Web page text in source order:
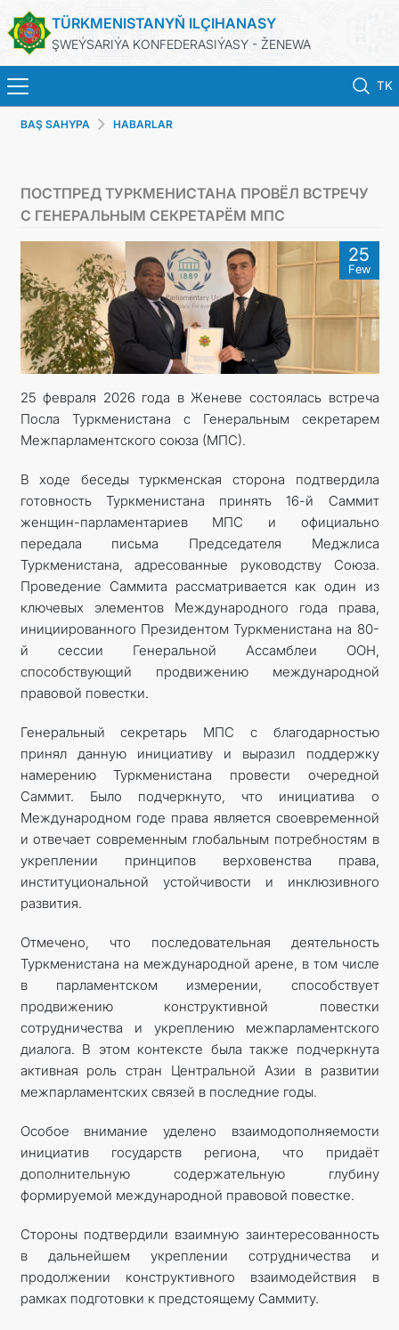
TÜRKMENISTANYŇ ILÇIHANASY
ŞWEÝSARIÝA KONFEDERASIÝASY - ŽENEWA
TK
BAŞ SAHYPA
KONSULLYK HYZMATLARY
DIM
ARAGATNAŞYK
BAŞ SAHYPA HABARLAR
ПОСТПРЕД ТУРКМЕНИСТАНА ПРОВЁЛ ВСТРЕЧУ
С ГЕНЕРАЛЬНЫМ СЕКРЕТАРЁМ МПС
25
Few
25 февраля 2026 года в Женеве состоялась встреча
Посла Туркменистана с Генеральным секретарем
Межпарламентского союза (МПС).
В ходе беседы туркменская сторона подтвердила
готовность Туркменистана принять 16-й Саммит
женщин-парламентариев МПС и официально
передала письма Председателя Меджлиса
Туркменистана, адресованные руководству Союза.
Проведение Саммита рассматривается как один из
ключевых элементов Международного года права,
инициированного Президентом Туркменистана на 80-
й сессии Генеральной Ассамблеи ООН,
способствующий продвижению международной
правовой повестки.
Генеральный секретарь МПС с благодарностью
принял данную инициативу и выразил поддержку
намерению Туркменистана провести очередной
Саммит. Было подчеркнуто, что инициатива о
Международном годе права является своевременной
и отвечает современным глобальным потребностям в
укреплении принципов верховенства права,
институциональной устойчивости и инклюзивного
развития.
Отмечено, что последовательная деятельность
Туркменистана на международной арене, в том числе
в парламентском измерении, способствует
продвижению конструктивной повестки
сотрудничества и укреплению межпарламентского
диалога. В этом контексте была также подчеркнута
активная роль стран Центральной Азии в развитии
межпарламентских связей в последние годы.
Особое внимание уделено взаимодополняемости
инициатив государств региона, что придаёт
дополнительную содержательную глубину
формируемой международной правовой повестке.
Стороны подтвердили взаимную заинтересованность
в дальнейшем укреплении сотрудничества и
продолжении конструктивного взаимодействия в
рамках подготовки к предстоящему Саммиту.